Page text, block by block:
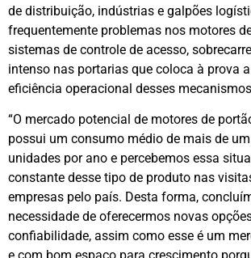
de distribuição, indústrias e galpões
frequentemente problemas nos motores
sistemas de controle de acesso,
intenso nas portarias que coloca à prova
eficiência operacional desses
“O mercado potencial de motores de
possui um consumo médio de mais de
unidades por ano e percebemos essa
constante desse tipo de produto nas
empresas pelo país. Desta forma,
necessidade de oferecermos novas
confiabilidade, assim como esse é um